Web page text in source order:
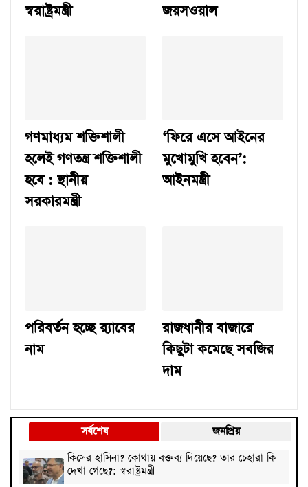
স্বরাষ্ট্রমন্ত্রী
জয়সওয়াল
গণমাধ্যম শক্তিশালী
হলেই গণতন্ত্র শক্তিশালী
হবে : স্থানীয়
সরকারমন্ত্রী
‘ফিরে এসে আইনের
মুখোমুখি হবেন’:
আইনমন্ত্রী
পরিবর্তন হচ্ছে র‌্যাবের
নাম
রাজধানীর বাজারে
কিছুটা কমেছে সবজির
দাম
সর্বশেষ
জনপ্রিয়
কিসের হাসিনা? কোথায় বক্তব্য দিয়েছে? তার চেহারা কি
দেখা গেছে?: স্বরাষ্ট্রমন্ত্রী